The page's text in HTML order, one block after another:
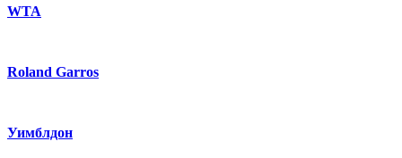
WTA
Roland Garros
Уимблдон